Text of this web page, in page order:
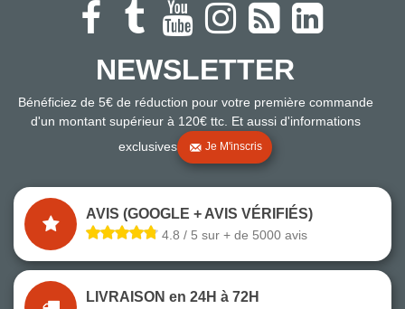
NEWSLETTER
Bénéficiez de 5€ de réduction pour votre première commande
d'un montant supérieur à 120€ ttc. Et aussi d'informations
exclusives
Je M'inscris
AVIS (GOOGLE + AVIS VÉRIFIÉS)
4.8 / 5 sur + de 5000 avis
LIVRAISON en 24H à 72H